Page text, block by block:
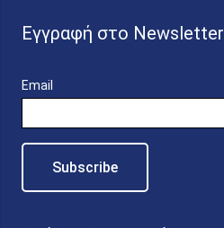
Εγγραφή στο Newsletter
Email